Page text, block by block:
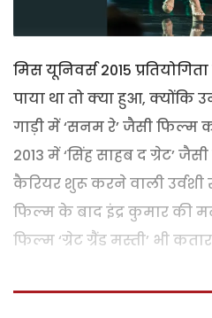
मिस यूनिवर्स 2015
पाया था तो क्या हुआ, क्योंकि
गाड़ी में ‘सनम रे’ जैसी फिल्म
2013 में ‘सिंह साहब द ग्रेट’
कैरियर शुरू करने वाली उर्वशी
फिल्म के बाद इंद्र कुमार की
फिल्म ‘ग्रेट ग्रैंड मस्ती’ भी